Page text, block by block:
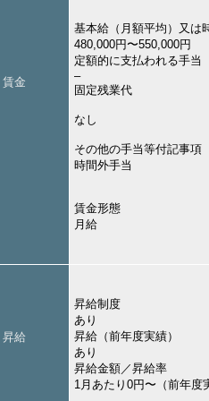
賃金
基本給（月額平均）又は
480,000円〜550,000円
定額的に支払われる手当
–
固定残業代
なし
その他の手当等付記事項
時間外手当
賃金形態
月給
昇給
昇給制度
あり
昇給（前年度実績）
あり
昇給金額／昇給率
1月あたり0円〜（前年度